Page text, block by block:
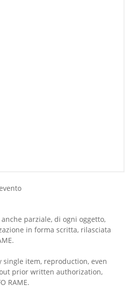
parziale, di ogni oggetto,
in forma scritta, rilasciata
single item, reproduction, even
prior written authorization,
RAME.